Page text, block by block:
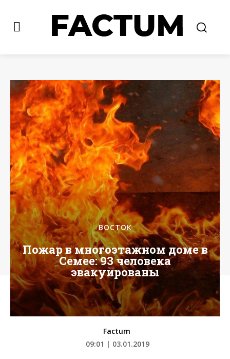
ВОСТОК
Пожар в многоэтажном доме в
Семее: 93 человека
эвакуированы
Factum
09:01 | 03.01.2019